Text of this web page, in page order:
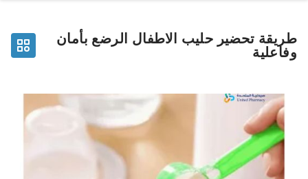
طريقة تحضير حليب الاطفال الرضع بأمان
وفاعلية